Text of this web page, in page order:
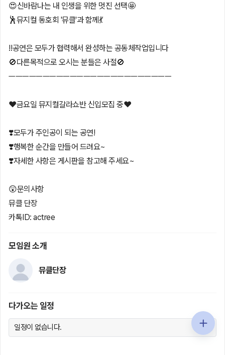
😍신바람나는 내 인생을 위한 멋진 선택🤩
🕺뮤지컬 동호회 '뮤클'과 함께💃
‼️공연은 모두가 협력해서 완성하는 공동체작업입니다
🚫다른목적으로 오시는 분들은 사절🚫
ㅡㅡㅡㅡㅡㅡㅡㅡㅡㅡㅡㅡㅡㅡㅡㅡㅡㅡㅡㅡㅡㅡㅡㅡ
❤금요일 뮤지컬갈라쇼반 신입모집 중❤
❣️모두가 주인공이 되는 공연!
❣️행복한 순간을 만들어 드려요~
❣️자세한 사항은 게시판을 참고해 주세요~
😲문의사항
뮤클 단장
카톡ID: actree
모임원 소개
뮤클단장
다가오는 일정
일정이 없습니다.